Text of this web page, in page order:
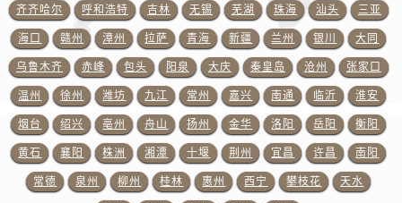
山东省东营市东营区济南路江诗丹顿售后服务中心（需提前预约）
山东省济南市历下区经十路11111号华润中心写字楼（万象城）15层1508室江诗丹顿售后服务中心（需提前预约）
山东省济宁市任城区太白楼路江诗丹顿售后服务中心（需提前预约）
山东省莱芜市文化南路8号银座商城名表维修一楼名表维修江诗丹顿售后服务中心（需提前预约）
山东省临沂市兰山区解放路江诗丹顿售后服务中心（需提前预约）
山东省日照市东港区烟台路江诗丹顿售后服务中心（需提前预约）
山东省泰安市泰山区财源街道泰山大街江诗丹顿售后服务中心（需提前预约）
齐齐哈尔 呼和浩特 吉林 无锡 芜湖 珠海 汕头 三亚
海口 赣州 漳州 拉萨 青海 新疆 兰州 银川 大同
乌鲁木齐 赤峰 包头 阳泉 大庆 秦皇岛 沧州 张家口
温州 徐州 潍坊 九江 常州 嘉兴 南通 临沂 淮安
烟台 绍兴 亳州 舟山 扬州 金华 洛阳 岳阳 衡阳
黄石 襄阳 株洲 湘潭 十堰 荆州 宜昌 许昌 南阳
常德 泉州 柳州 桂林 惠州 西宁 攀枝花 天水